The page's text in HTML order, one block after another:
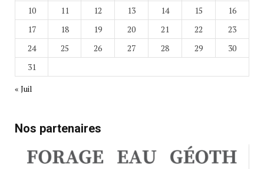
10
11 12 13 14 15
16
17
18 19 20 21 22
23
24
25 26 27 28 29
30
31
« Juil
Nos partenaires